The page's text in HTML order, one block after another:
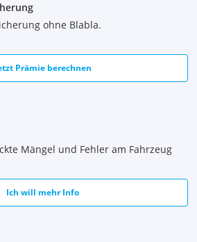
ohne Blabla.
Prämie berechnen
Mängel und Fehler am Fahrzeug
Ich will mehr Info